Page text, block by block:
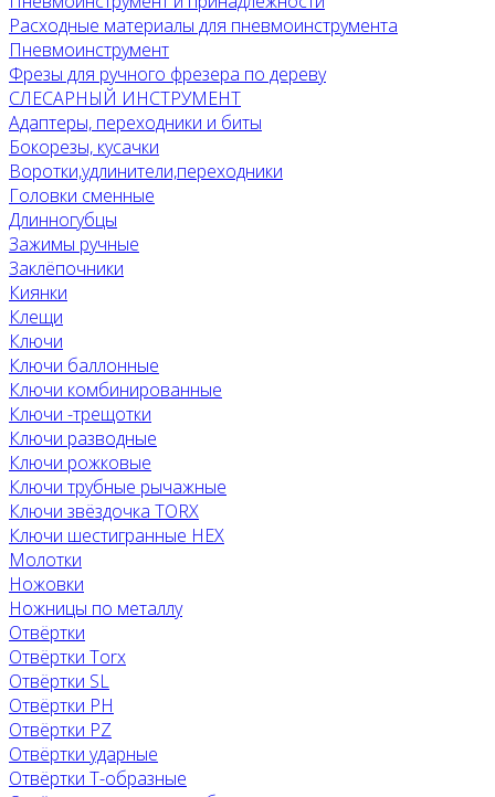
Расходные материалы для пневмоинструмента
Пневмоинструмент
Фрезы для ручного фрезера по дереву
СЛЕСАРНЫЙ ИНСТРУМЕНТ
Адаптеры, переходники и биты
Бокорезы, кусачки
Воротки,удлинители,переходники
Головки сменные
Длинногубцы
Зажимы ручные
Заклёпочники
Киянки
Клещи
Ключи
Ключи баллонные
Ключи комбинированные
Ключи -трещотки
Ключи разводные
Ключи рожковые
Ключи трубные рычажные
Ключи звёздочка TORX
Ключи шестигранные HEX
Молотки
Ножовки
Ножницы по металлу
Отвёртки
Отвёртки Torx
Отвёртки SL
Отвёртки PH
Отвёртки PZ
Отвёртки ударные
Отвёртки Т-образные